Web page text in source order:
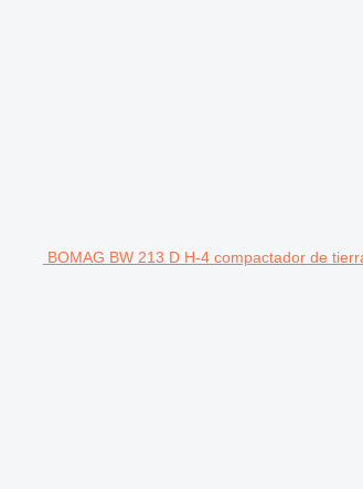
BOMAG BW 213 D H-4 compactador de